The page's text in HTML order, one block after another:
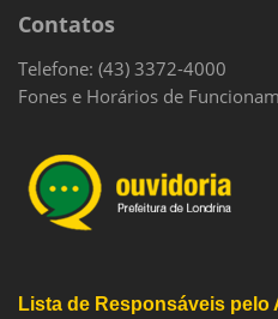
Contatos
Telefone: (43) 3372-4000
Fones e Horários de
Lista de Responsáveis pelo